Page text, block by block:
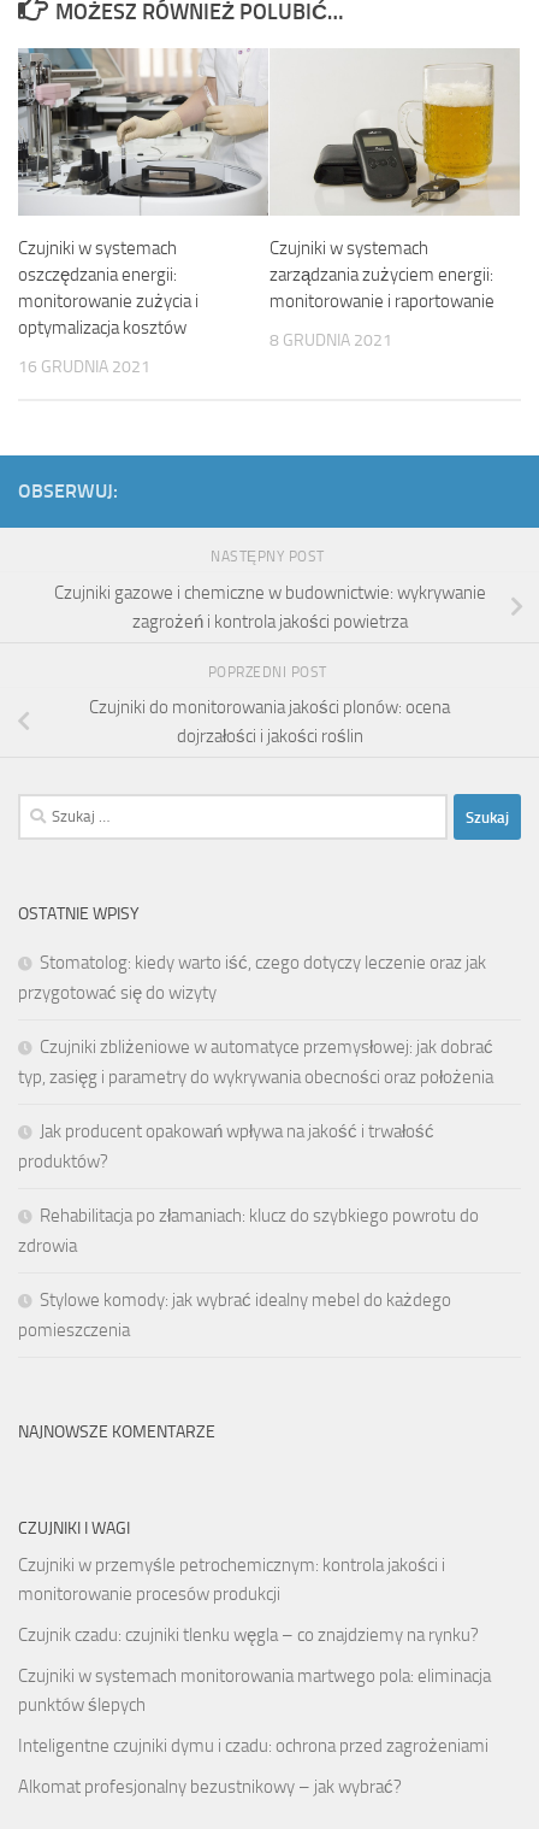
MOŻESZ RÓWNIEŻ POLUBIĆ…
Czujniki w systemach
oszczędzania energii:
monitorowanie zużycia i
optymalizacja kosztów
16 GRUDNIA 2021
Czujniki w systemach
zarządzania zużyciem energii:
monitorowanie i raportowanie
8 GRUDNIA 2021
OBSERWUJ:
NASTĘPNY POST
Czujniki gazowe i chemiczne w budownictwie: wykrywanie
zagrożeń i kontrola jakości powietrza
POPRZEDNI POST
Czujniki do monitorowania jakości plonów: ocena
dojrzałości i jakości roślin
Szukaj:
OSTATNIE WPISY
Stomatolog: kiedy warto iść, czego dotyczy leczenie oraz jak
przygotować się do wizyty
Czujniki zbliżeniowe w automatyce przemysłowej: jak dobrać
typ, zasięg i parametry do wykrywania obecności oraz położenia
Jak producent opakowań wpływa na jakość i trwałość
produktów?
Rehabilitacja po złamaniach: klucz do szybkiego powrotu do
zdrowia
Stylowe komody: jak wybrać idealny mebel do każdego
pomieszczenia
NAJNOWSZE KOMENTARZE
CZUJNIKI I WAGI
Czujniki w przemyśle petrochemicznym: kontrola jakości i
monitorowanie procesów produkcji
Czujnik czadu: czujniki tlenku węgla – co znajdziemy na rynku?
Czujniki w systemach monitorowania martwego pola: eliminacja
punktów ślepych
Inteligentne czujniki dymu i czadu: ochrona przed zagrożeniami
Alkomat profesjonalny bezustnikowy – jak wybrać?